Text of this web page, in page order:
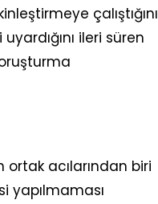
çalıştığını
ileri süren
ortak acılarından biri
yapılmaması